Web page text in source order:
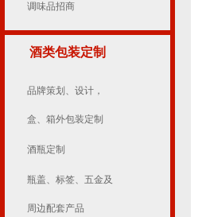
调味品招商
酒类包装定制
品牌策划、设计，
盒、箱外包装定制
酒瓶定制
瓶盖、标签、五金及
周边配套产品